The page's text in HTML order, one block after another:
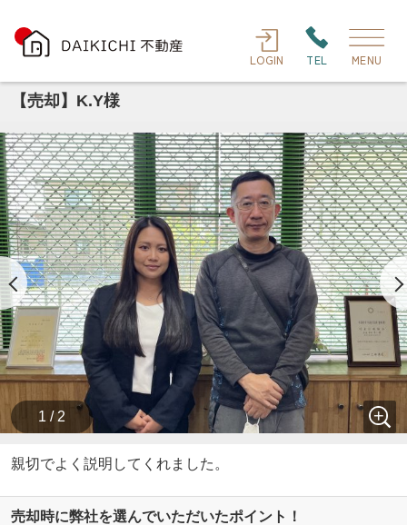
LOGIN TEL MENU
【売却】K.Y様
1 / 2
親切でよく説明してくれました。
売却時に弊社を選んでいただいたポイント！